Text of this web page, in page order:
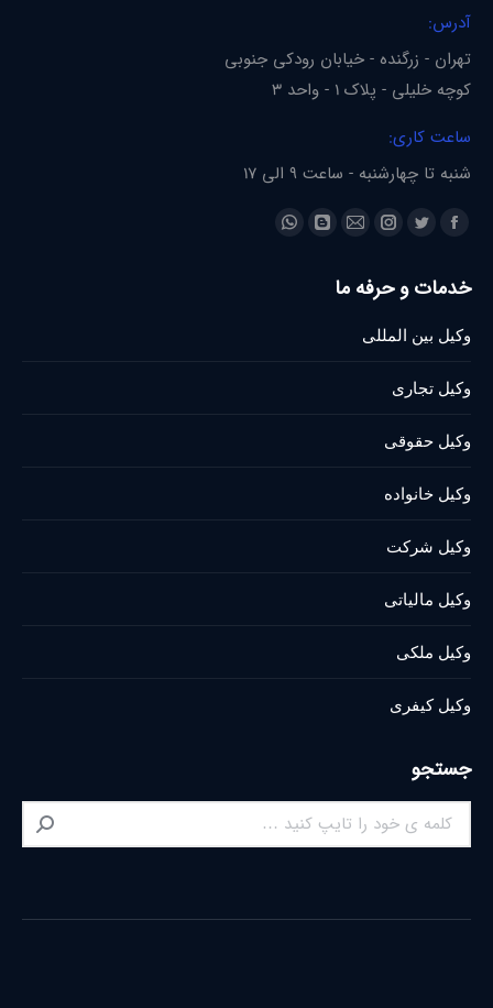
آدرس:
تهران - زرگنده - خیابان رودکی جنوبی
کوچه خلیلی - پلاک 1 - واحد 3
ساعت کاری:
شنبه تا چهارشنبه - ساعت 9 الی 17
Find us on:
Facebook
opens
new
window
Twitter
opens
new
window
Instagram
opens
Mail
opens
Blogger
Whatsapp
خدمات و حرفه ما
وکیل بین المللی
وکیل تجاری
وکیل حقوقی
وکیل خانواده
وکیل شرکت
وکیل مالیاتی
وکیل ملکی
وکیل کیفری
جستجو
Search: